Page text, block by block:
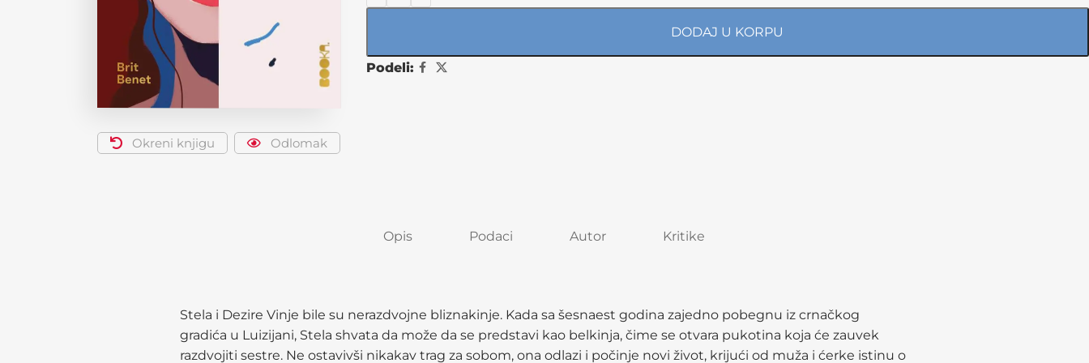
Okreni knjigu Odlomak
DODAJ U KORPU
Podeli:
Opis Podaci Autor Kritike
Stela i Dezire Vinje bile su nerazdvojne bliznakinje. Kada sa šesnaest godina zajedno pobegnu iz crnačkog
gradića u Luizijani, Stela shvata da može da se predstavi kao belkinja, čime se otvara pukotina koja će zauvek
razdvojiti sestre. Ne ostavivši nikakav trag za sobom, ona odlazi i počinje novi život, krijući od muža i ćerke istinu o